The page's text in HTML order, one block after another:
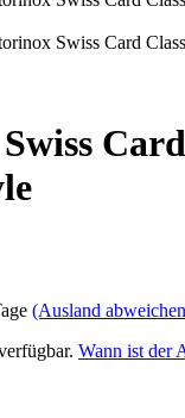
(Ausland
Wann ist der